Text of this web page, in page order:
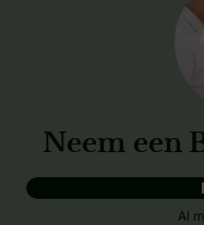
Neem een
Al